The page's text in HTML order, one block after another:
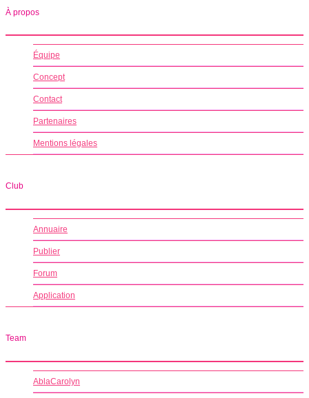
À propos
Équipe
Concept
Contact
Partenaires
Mentions légales
Club
Annuaire
Publier
Forum
Application
Team
AblaCarolyn